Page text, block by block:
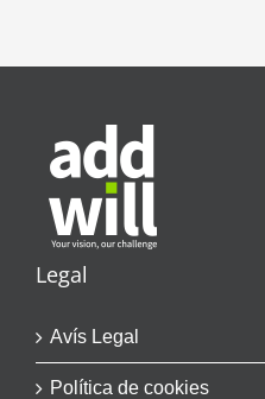
Legal
Avís Legal
Política de cookies